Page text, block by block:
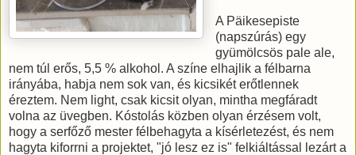
A Päikesepiste
(napszúrás) egy
gyümölcsös pale ale,
nem túl erős, 5,5 % alkohol. A színe elhajlik a félbarna
irányába, habja nem sok van, és kicsikét erőtlennek
éreztem. Nem light, csak kicsit olyan, mintha megfáradt
volna az üvegben. Kóstolás közben olyan érzésem volt,
hogy a serfőző mester félbehagyta a kísérletezést, és nem
hagyta kiforrni a projektet, "jó lesz ez is" felkiáltással lezárt a